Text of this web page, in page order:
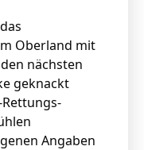
Oberland mit
nächsten
geknackt
Angaben